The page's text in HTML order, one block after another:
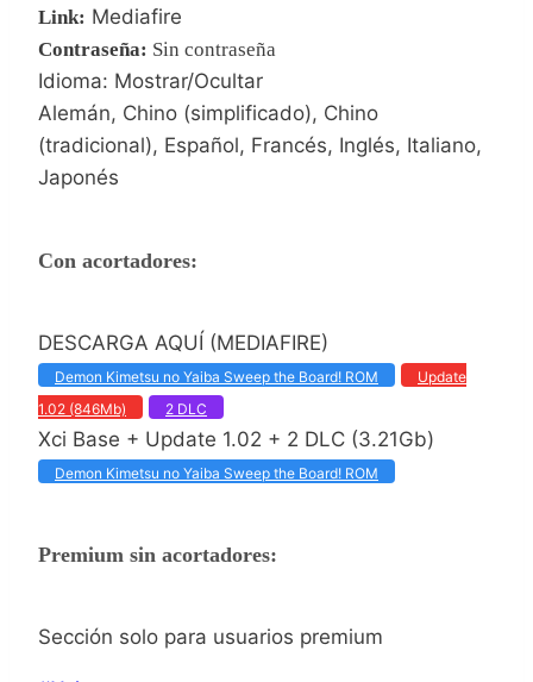
Link: Mediafire
Contraseña: Sin contraseña
Idioma: Mostrar/Ocultar
Alemán, Chino (simplificado), Chino
(tradicional), Español, Francés, Inglés, Italiano,
Japonés
Con acortadores:
DESCARGA AQUÍ (MEDIAFIRE)
Demon Kimetsu no Yaiba Sweep the Board! ROM
Update
1.02 (846Mb)
2 DLC
Xci Base + Update 1.02 + 2 DLC (3.21Gb)
Demon Kimetsu no Yaiba Sweep the Board! ROM
Premium sin acortadores:
Sección solo para usuarios premium